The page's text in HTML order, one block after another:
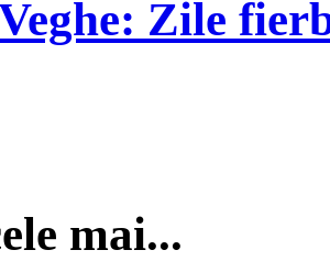
Zile
mai...